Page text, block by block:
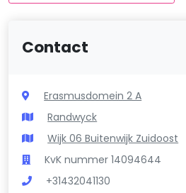
Contact
Erasmusdomein 2 A
Randwyck
Wijk 06 Buitenwijk Zuidoost
KvK nummer 14094644
+31432041130